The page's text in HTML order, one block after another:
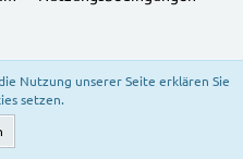
von
Suite™ 5.3.24
Nutzung unserer Seite erklären Sie
setzen.